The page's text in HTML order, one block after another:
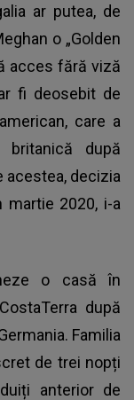
ar putea, de
o „Golden
acces fără viză
fi deosebit de
care a
după
acestea, decizia
martie 2020, i-a
o casă în
după
Familia
de trei nopți
anterior de